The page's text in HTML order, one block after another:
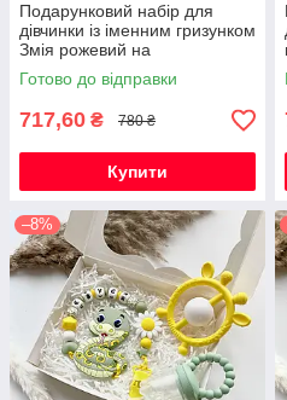
Подарунковий набір для
дівчинки із іменним гризунком
Змія рожевий на
народження, хрестини,
виписку, півроку
Готово до відправки
717,60 ₴ 780 ₴
Купити
–8%